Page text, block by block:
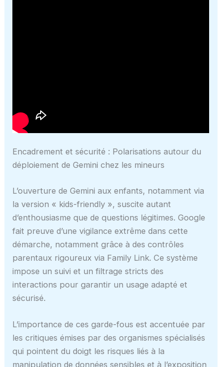
Encadrement et sécurité : Polarisations autour du
déploiement de Gemini chez les mineurs
L’ouverture de Gemini aux enfants, notamment via
la version « kids-friendly », suscite autant
d’enthousiasme que de questions légitimes. Google
fait preuve d’une vigilance extrême dans cette
démarche, notamment grâce à des contrôles
parentaux rigoureux via Family Link. Ce système
impose un suivi et un filtrage stricts des
interactions pour garantir un usage adapté et
sécurisé.
L’importance de ces garde-fous est accentuée par
les critiques émises par des organismes spécialisés
qui pointent du doigt les risques liés à la
manipulation de données sensibles et à l’exposition